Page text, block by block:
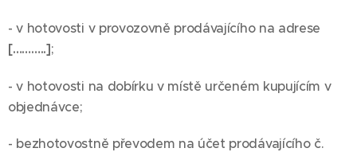
- v hotovosti v provozovně prodávajícího na adrese
[………..];
- v hotovosti na dobírku v místě určeném kupujícím v
objednávce;
- bezhotovostně převodem na účet prodávajícího č.